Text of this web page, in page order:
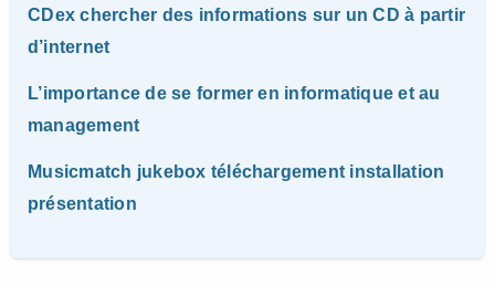
CDex chercher des informations sur un CD à partir
d’internet
L’importance de se former en informatique et au
management
Musicmatch jukebox téléchargement installation
présentation